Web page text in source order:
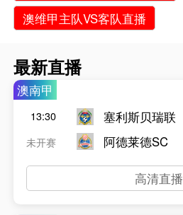
澳维甲主队VS客队直播
最新直播
澳南甲
13:30
未开赛
塞利斯贝瑞联
阿德莱德SC
高清直播